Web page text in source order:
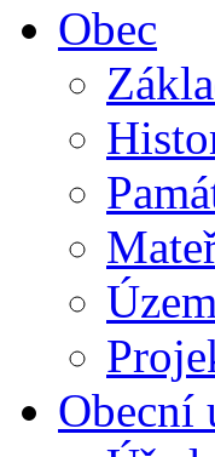
Obec
Obecní